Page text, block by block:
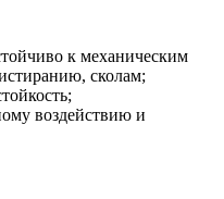
к механическим
сколам;
воздействию и